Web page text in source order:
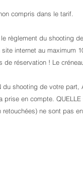
compris dans le tarif.
règlement du shooting
internet au maximum
de réservation ! Le
du shooting de votre part,
prise en compte.
retouchées) ne sont pas